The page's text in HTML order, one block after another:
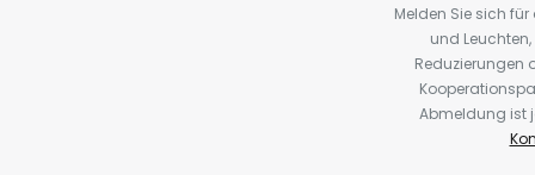
Melden Sie sich
und
Reduzierungen
Abmeldung ist